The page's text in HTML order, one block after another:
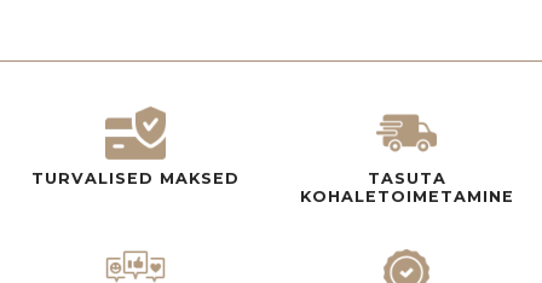
TURVALISED MAKSED
TASUTA
KOHALETOIMETAMINE